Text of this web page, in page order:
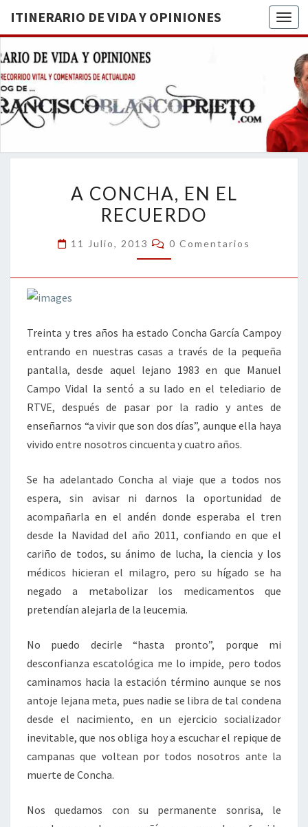
ITINERARIO DE VIDA Y OPINIONES
DE
BREVE
RECORRIDO
VITAL Y
ACTUALIDAD
CONCHA,
EN
RECUERDO
A CONCHA, EN EL
RECUERDO
11 Julio, 2013 Comentarios
0 Comentarios
Treinta y tres años ha estado Concha García Campoy
entrando en nuestras casas a través de la pequeña
pantalla, desde aquel lejano 1983 en que Manuel
Campo Vidal la sentó a su lado en el telediario de
RTVE, después de pasar por la radio y antes de
enseñarnos “a vivir que son dos días”, aunque ella haya
vivido entre nosotros cincuenta y cuatro años.
Se ha adelantado Concha al viaje que a todos nos
espera, sin avisar ni darnos la oportunidad de
acompañarla en el andén donde esperaba el tren
desde la Navidad del año 2011, confiando en que el
cariño de todos, su ánimo de lucha, la ciencia y los
médicos hicieran el milagro, pero su hígado se ha
negado a metabolizar los medicamentos que
pretendían alejarla de la leucemia.
No puedo decirle “hasta pronto”, porque mi
desconfianza escatológica me lo impide, pero todos
caminamos hacia la estación término aunque se nos
antoje lejana meta, pues nadie se libra de tal condena
desde el nacimiento, en un ejercicio socializador
inevitable, que nos obliga hoy a escuchar el repique de
campanas que voltean por todos nosotros ante la
muerte de Concha.
Nos quedamos con su permanente sonrisa, le